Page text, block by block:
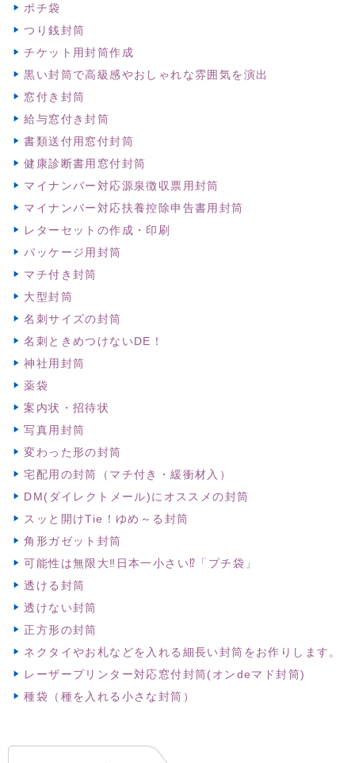
ポチ袋
つり銭封筒
チケット用封筒作成
黒い封筒で高級感やおしゃれな雰囲気を演出
窓付き封筒
給与窓付き封筒
書類送付用窓付封筒
健康診断書用窓付封筒
マイナンバー対応源泉徴収票用封筒
マイナンバー対応扶養控除申告書用封筒
レターセットの作成・印刷
パッケージ用封筒
マチ付き封筒
大型封筒
名刺サイズの封筒
名刺ときめつけないDE！
神社用封筒
薬袋
案内状・招待状
写真用封筒
変わった形の封筒
宅配用の封筒（マチ付き・緩衝材入）
DM(ダイレクトメール)にオススメの封筒
スッと開けTie！ゆめ～る封筒
角形ガゼット封筒
可能性は無限大‼日本一小さい⁉「プチ袋」
透ける封筒
透けない封筒
正方形の封筒
ネクタイやお札などを入れる細長い封筒をお作りします。
レーザープリンター対応窓付封筒(オンdeマド封筒)
種袋（種を入れる小さな封筒）